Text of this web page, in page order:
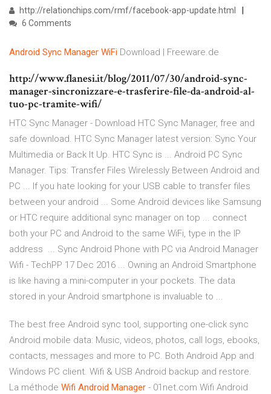
http://relationchips.com/rmf/facebook-app-update.html
6 Comments
Android Sync Manager WiFi Download | Freeware.de
http://www.flanesi.it/blog/2011/07/30/android-sync-
manager-sincronizzare-e-trasferire-file-da-android-al-
tuo-pc-tramite-wifi/
HTC Sync Manager - Download HTC Sync Manager, free and
safe download. HTC Sync Manager latest version: Sync Your
Multimedia or Back It Up. HTC Sync is ... Android PC Sync
Manager. Tips: Transfer Files Wirelessly Between Android and
PC ... If you hate looking for your USB cable to transfer files
between your android ... Some Android devices like Samsung
or HTC require additional sync manager on top ... connect
both your PC and Android to the same WiFi, type in the IP
address ... Sync Android Phone with PC via Android Manager
Wifi - TechPP 17 Dec 2016 ... Owning an Android Smartphone
is like having a mini-computer in your pockets. The data
stored in your Android smartphone is invaluable to ...
The best free Android sync tool, supporting one-click sync
Android mobile data: Music, videos, photos, call logs, ebooks,
contacts, messages and more to PC. Both Android App and
Windows PC client. Wifi & USB Android backup and restore.
La méthode Wifi Android Manager - 01net.com Wifi Android